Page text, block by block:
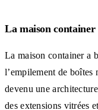
La maison container
La maison container a
l’empilement de boîtes
devenu une
des extensions vitrées